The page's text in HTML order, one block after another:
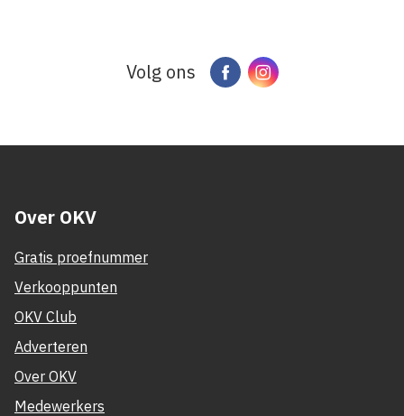
Volg ons FacebookInstagram
Over OKV
Gratis proefnummer
Verkooppunten
OKV Club
Adverteren
Over OKV
Medewerkers